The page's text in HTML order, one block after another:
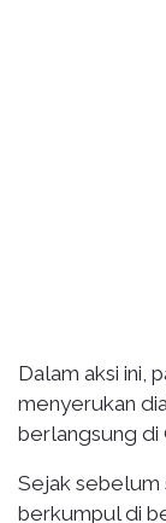
Dalam aksi ini,
menyerukan
berlangsung di
Sejak sebelum
berkumpul di